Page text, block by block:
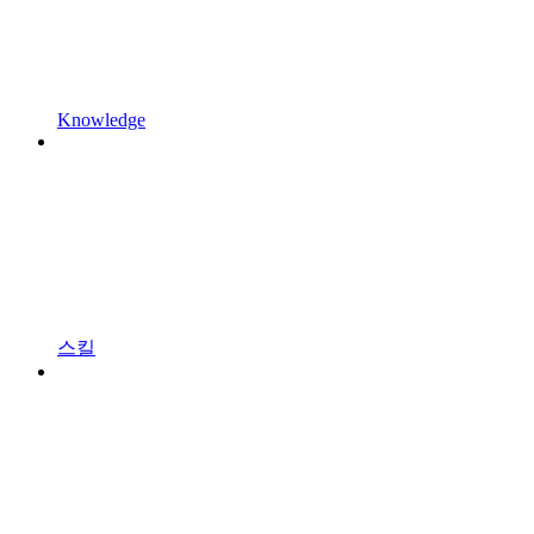
Knowledge
스킬